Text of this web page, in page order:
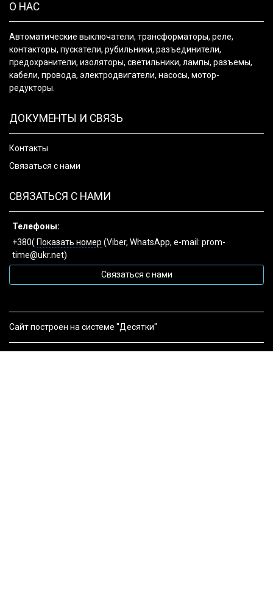
О НАС
Автоматические выключатели, трансформаторы, реле,
контакторы, пускатели, рубильники, разъединители,
предохранители, изоляторы, светильники, лампы, разъемы,
кабели, провода, электродвигатели, насосы, мотор-
редукторы.
ДОКУМЕНТЫ И СВЯЗЬ
Контакты
Связаться с нами
СВЯЗАТЬСЯ С НАМИ
Телефоны:
+380( Показать номер (Viber, WhatsApp, e-mail: prom-
time@ukr.net)
Связаться с нами
Сайт построен на системе "Десятки"